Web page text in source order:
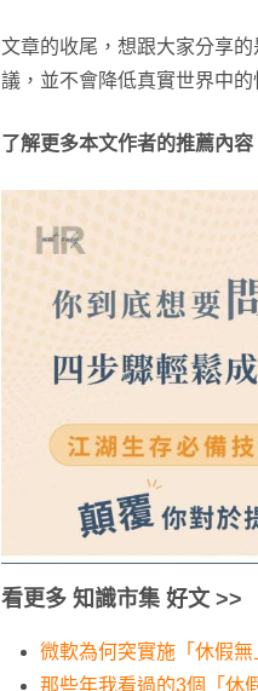
文章的收尾，想跟大家分享
議，並不會降低真實世界中的
了解更多本文作者的推薦內容
看更多 知識市集 好文 >>
微軟為何突實施「休假
那些年我看過的3個「休